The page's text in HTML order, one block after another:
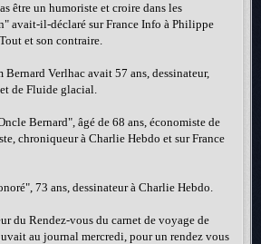
être un humoriste et croire dans les
avait-il-déclaré sur France Info à Philippe
et son contraire.
Verlhac avait 57 ans, dessinateur,
de Fluide glacial.
Bernard", âgé de 68 ans, économiste de
chroniqueur à Charlie Hebdo et sur France
73 ans, dessinateur à Charlie Hebdo.
du Rendez-vous du carnet de voyage de
au journal mercredi, pour un rendez vous